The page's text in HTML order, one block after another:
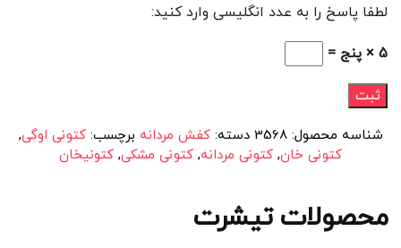
لطفا پاسخ را به عدد انگلیسی وارد کنید:
5 × پنج =
شناسه محصول:3568 دسته:کفش مردانه برچسب:کتونی اوگی,
کتونی خان, کتونی مردانه, کتونی مشکی, کتونیخان
محصولات تیشرت